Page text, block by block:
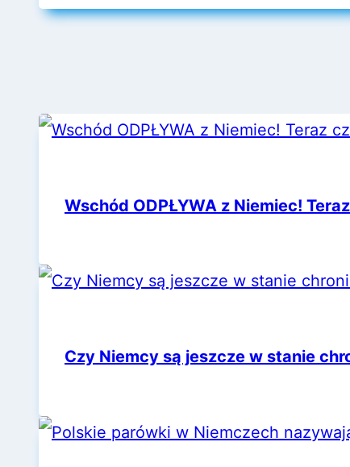
Wschód ODPŁYWA z Niemiec!
Czy Niemcy są jeszcze w stanie